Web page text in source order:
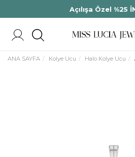
Açılışa Özel %25
ANA SAYFA Kolye Ucu Halo Kolye Ucu